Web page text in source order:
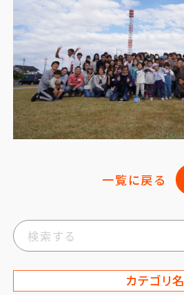
一覧に戻る
カテゴリ名